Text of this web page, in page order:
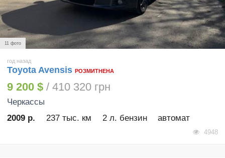
11 фото
год назад
Toyota Avensis РОЗМИТНЕНА
9 200 $ / 410 320 грн
Черкассы
2009 р.
237 тыс. км 2 л. бензин автомат
4948